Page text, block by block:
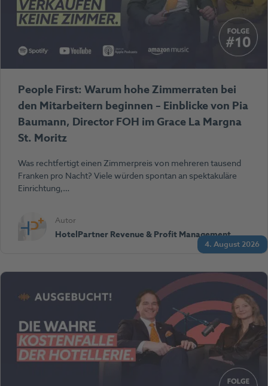
4. August 2026
People First: Warum hohe Zimmerraten bei
den Mitarbeitern beginnen – Einblicke von Pia
Baumann, Director FOH im Grace La Margna
St. Moritz
Was rechtfertigt einen Zimmerpreis von mehreren tausend
Franken pro Nacht? Viele würden spontan an spektakuläre
Einrichtung,…
Autor
HotelPartner Revenue & Profit Management